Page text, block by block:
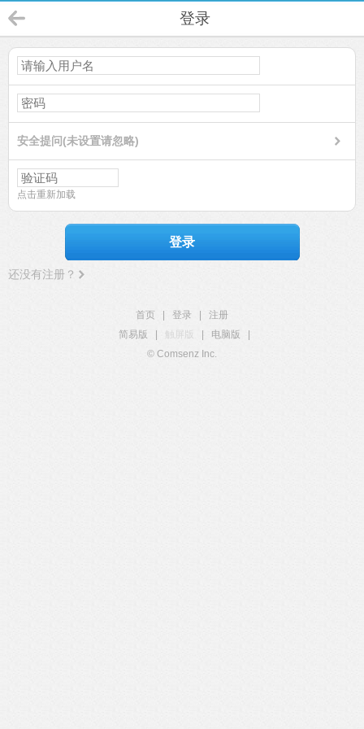
登录
安全提问(未设置请忽略)
点击重新加载
登录
还没有注册？
首页 登录
注册
简易版
触屏版 电脑版
© Comsenz Inc.